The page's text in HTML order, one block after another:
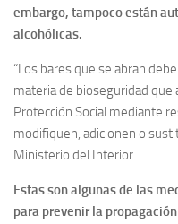
embargo, tampoco están
alcohólicas.
“Los bares que se abran
materia de bioseguridad
Protección Social mediante
modifiquen, adicionen o
Ministerio del Interior.
Estas son algunas de las
para prevenir la